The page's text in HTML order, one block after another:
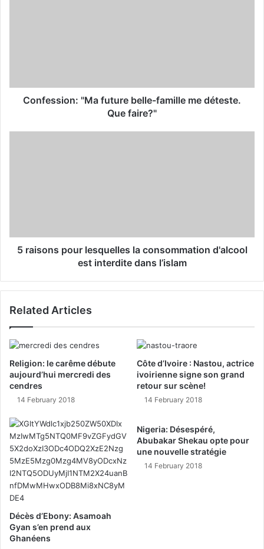
Confession: "Ma future belle-famille me déteste.
Que faire?"
5 raisons pour lesquelles la consommation d'alcool
est interdite dans l’islam
Related Articles
Religion: le carême débute
aujourd’hui mercredi des
cendres
14 February 2018
Côte d’Ivoire : Nastou, actrice
ivoirienne signe son grand
retour sur scène!
14 February 2018
Décès d’Ebony: Asamoah
Gyan s’en prend aux
Ghanéens
Nigeria: Désespéré,
Abubakar Shekau opte pour
une nouvelle stratégie
14 February 2018